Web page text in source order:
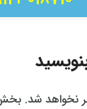
نخواهد شد.